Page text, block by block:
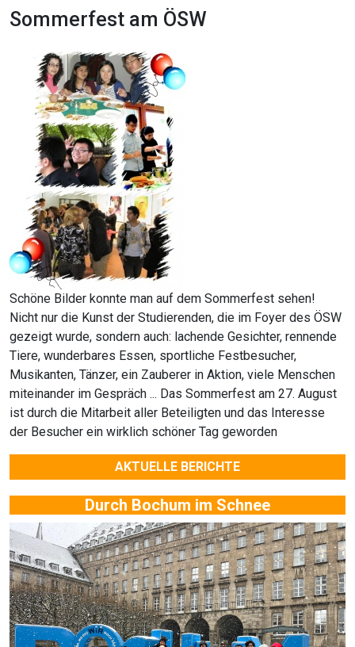
Sommerfest am ÖSW
Schöne Bilder konnte man auf dem Sommerfest sehen!
Nicht nur die Kunst der Studierenden, die im Foyer des ÖSW
gezeigt wurde, sondern auch: lachende Gesichter, rennende
Tiere, wunderbares Essen, sportliche Festbesucher,
Musikanten, Tänzer, ein Zauberer in Aktion, viele Menschen
miteinander im Gespräch ... Das Sommerfest am 27. August
ist durch die Mitarbeit aller Beteiligten und das Interesse
der Besucher ein wirklich schöner Tag geworden
AKTUELLE BERICHTE
Durch Bochum im Schnee